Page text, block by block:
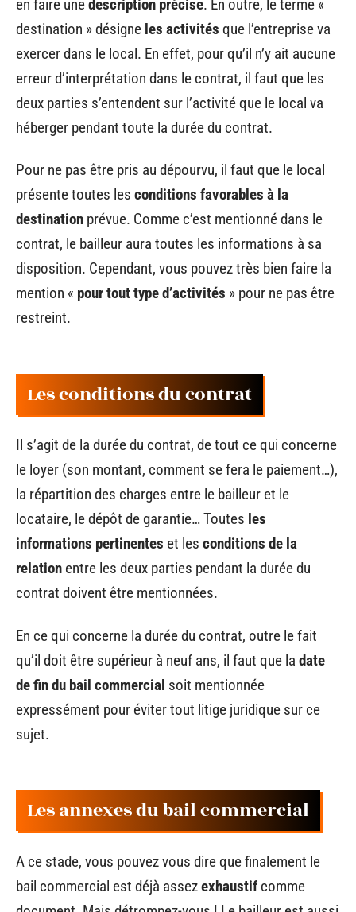
en faire unedescription précise. En outre, le terme «
destination » désigne les activités que l’entreprise va
exercer dans le local. En effet, pour qu’il n’y ait aucune
erreur d’interprétation dans le contrat, il faut que les
deux parties s’entendent sur l’activité que le local va
héberger pendant toute la durée du contrat.
Pour ne pas être pris au dépourvu, il faut que le local
présente toutes les conditions favorables à la
destination prévue. Comme c’est mentionné dans le
contrat, le bailleur aura toutes les informations à sa
disposition. Cependant, vous pouvez très bien faire la
mention « pour tout type d’activités » pour ne pas être
restreint.
Les conditions du contrat
Il s’agit de la durée du contrat, de tout ce qui concerne
le loyer (son montant, comment se fera le paiement…),
la répartition des charges entre le bailleur et le
locataire, le dépôt de garantie… Toutes les
informations pertinentes et les conditions de la
relation entre les deux parties pendant la durée du
contrat doivent être mentionnées.
En ce qui concerne la durée du contrat, outre le fait
qu’il doit être supérieur à neuf ans, il faut que la date
de fin du bail commercial soit mentionnée
expressément pour éviter tout litige juridique sur ce
sujet.
Les annexes du bail commercial
A ce stade, vous pouvez vous dire que finalement le
bail commercial est déjà assezexhaustif comme